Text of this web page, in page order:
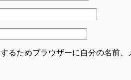
るためブラウザーに自分の名前、